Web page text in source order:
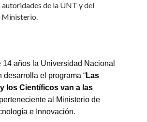
de la UNT y del
Ministerio.
14 años la Universidad Nacional
desarrolla el programa “Las
los Científicos van a las
perteneciente al Ministerio de
e Innovación.